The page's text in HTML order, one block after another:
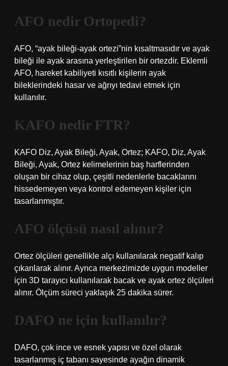
AFO nedir Ortopedi?
AFO, “ayak bileği-ayak ortezi”nin kısaltmasıdır ve ayak
bileği ile ayak arasına yerleştirilen bir ortezdir. Eklemli
AFO, hareket kabiliyeti kısıtlı kişilerin ayak
bileklerindeki hasar ve ağrıyı tedavi etmek için
kullanılır.
KAFO nedir FTR?
KAFO Diz, Ayak Bileği, Ayak, Ortez; KAFO, Diz, Ayak
Bileği, Ayak, Ortez kelimelerinin baş harflerinden
oluşan bir cihaz olup, çeşitli nedenlerle bacaklarını
hissedemeyen veya kontrol edemeyen kişiler için
tasarlanmıştır.
AFO ölçüsü nasıl alınır?
Ortez ölçüleri genellikle alçı kullanılarak negatif kalıp
çıkarılarak alınır. Ayrıca merkezimizde uygun modeller
için 3D tarayıcı kullanılarak bacak ve ayak ortez ölçüleri
alınır. Ölçüm süreci yaklaşık 25 dakika sürer.
DAFO ne için kullanılır?
DAFO, çok ince ve esnek yapısı ve özel olarak
tasarlanmış iç tabanı sayesinde ayağın dinamik